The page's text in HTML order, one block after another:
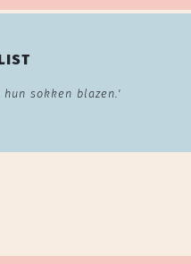
sokken blazen.'